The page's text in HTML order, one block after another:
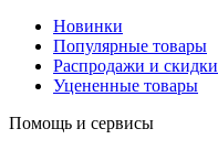
Новинки
Популярные товары
Распродажи и скидки
Уцененные товары
Помощь и сервисы